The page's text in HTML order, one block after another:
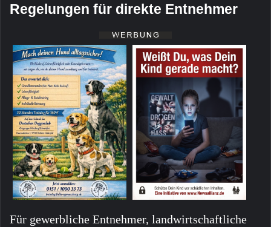
Regelungen für direkte Entnehmer
Für gewerbliche Entnehmer, landwirtschaftliche